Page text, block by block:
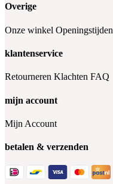
Overige
Onze winkel Openingstijden
klantenservice
Retourneren Klachten FAQ
mijn account
Mijn Account
betalen & verzenden